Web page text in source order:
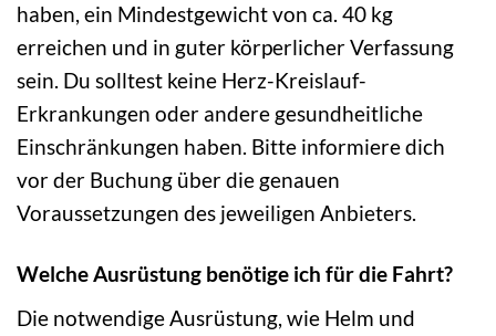
haben, ein Mindestgewicht von ca. 40 kg
erreichen und in guter körperlicher Verfassung
sein. Du solltest keine Herz-Kreislauf-
Erkrankungen oder andere gesundheitliche
Einschränkungen haben. Bitte informiere dich
vor der Buchung über die genauen
Voraussetzungen des jeweiligen Anbieters.
Welche Ausrüstung benötige ich für die Fahrt?
Die notwendige Ausrüstung, wie Helm und